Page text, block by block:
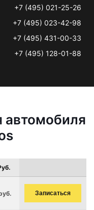
+7 (495) 021-25-26
+7 (495) 023-42-98
+7 (495) 431-00-33
+7 (495) 128-01-88
автомобиля
Записаться